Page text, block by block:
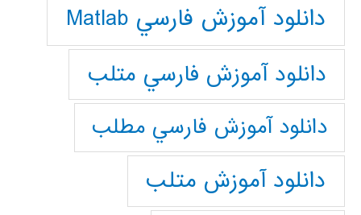
دانلود آموزش فارسي Matlab
دانلود آموزش فارسي متلب
دانلود آموزش فارسي مطلب
دانلود آموزش متلب